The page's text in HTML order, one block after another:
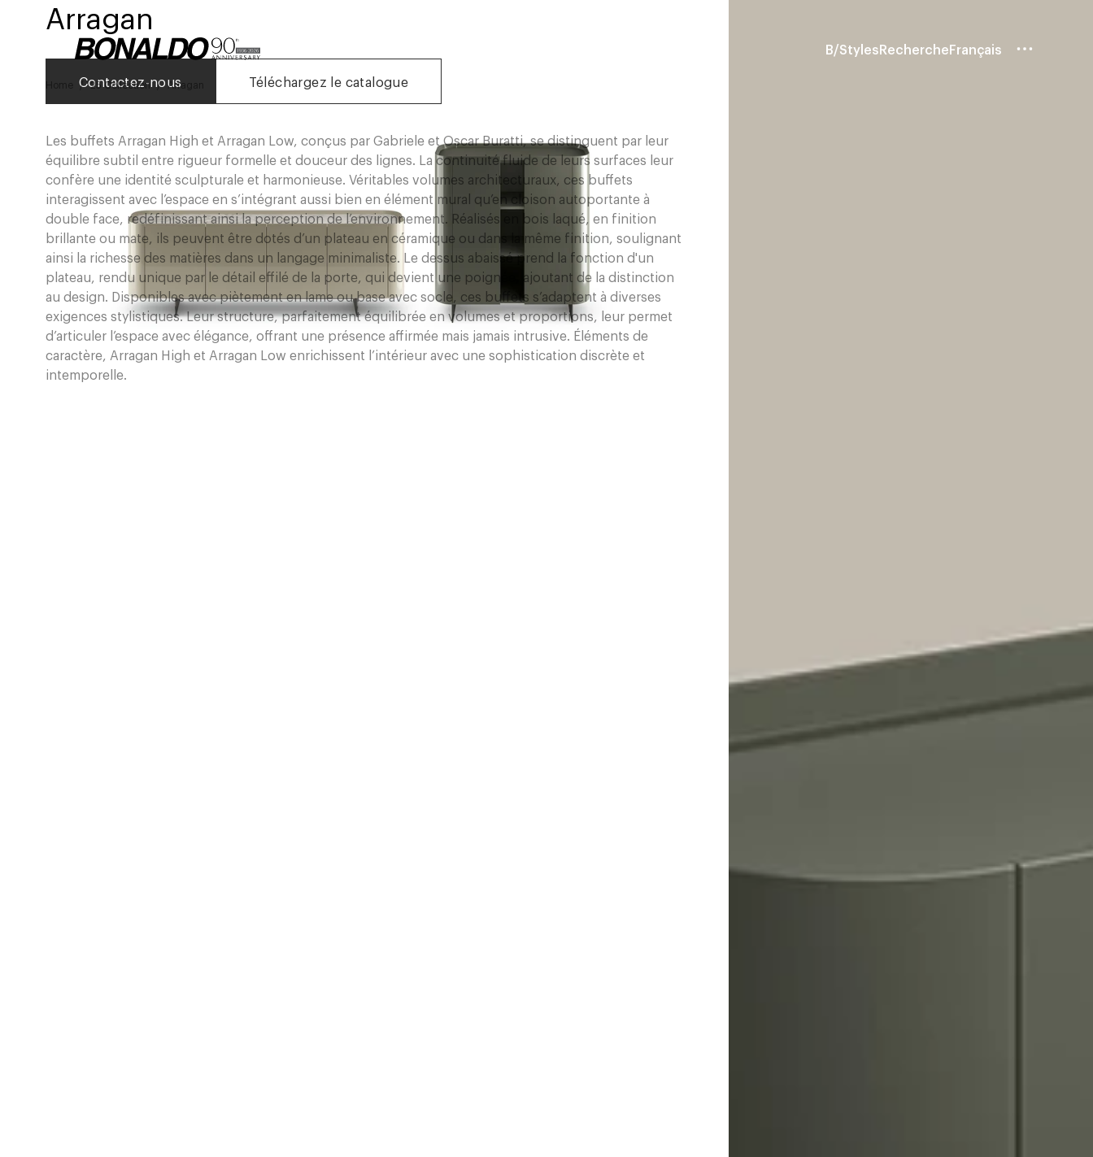
B/StylesRechercheFrançais
25 Collection Arragan
Arragan
Contactez-nous Téléchargez le catalogue
Les buffets Arragan High et Arragan Low, conçus par Gabriele et Oscar Buratti, se distinguent par leur
équilibre subtil entre rigueur formelle et douceur des lignes. La continuité fluide de leurs surfaces leur
confère une identité sculpturale et harmonieuse. Véritables volumes architecturaux, ces buffets
interagissent avec l’espace en s’intégrant aussi bien en élément mural qu’en cloison autoportante à
double face, redéfinissant ainsi la perception de l’environnement. Réalisés en bois laqué, en finition
brillante ou mate, ils peuvent être dotés d’un plateau en céramique ou dans la même finition, soulignant
ainsi la richesse des matières dans un langage minimaliste. Le dessus abaissé prend la fonction d'un
plateau, rendu unique par le détail effilé de la porte, qui devient une poignée, ajoutant de la distinction
au design. Disponibles avec piètement en lame ou base avec socle, ces buffets s’adaptent à diverses
exigences stylistiques. Leur structure, parfaitement équilibrée en volumes et proportions, leur permet
d’articuler l’espace avec élégance, offrant une présence affirmée mais jamais intrusive. Éléments de
caractère, Arragan High et Arragan Low enrichissent l’intérieur avec une sophistication discrète et
intemporelle.